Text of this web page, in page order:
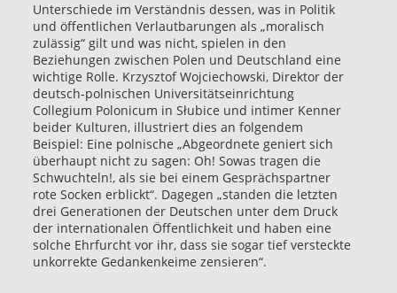
Unterschiede im Verständnis dessen, was in Politik
und öffentlichen Verlautbarungen als „moralisch
zulässig“ gilt und was nicht, spielen in den
Beziehungen zwischen Polen und Deutschland eine
wichtige Rolle. Krzysztof Wojciechowski, Direktor der
deutsch-polnischen Universitätseinrichtung
Collegium Polonicum in Słubice und intimer Kenner
beider Kulturen, illustriert dies an folgendem
Beispiel: Eine polnische „Abgeordnete geniert sich
überhaupt nicht zu sagen: Oh! Sowas tragen die
Schwuchteln!, als sie bei einem Gesprächspartner
rote Socken erblickt“. Dagegen „standen die letzten
drei Generationen der Deutschen unter dem Druck
der internationalen Öffentlichkeit und haben eine
solche Ehrfurcht vor ihr, dass sie sogar tief versteckte
unkorrekte Gedankenkeime zensieren“.